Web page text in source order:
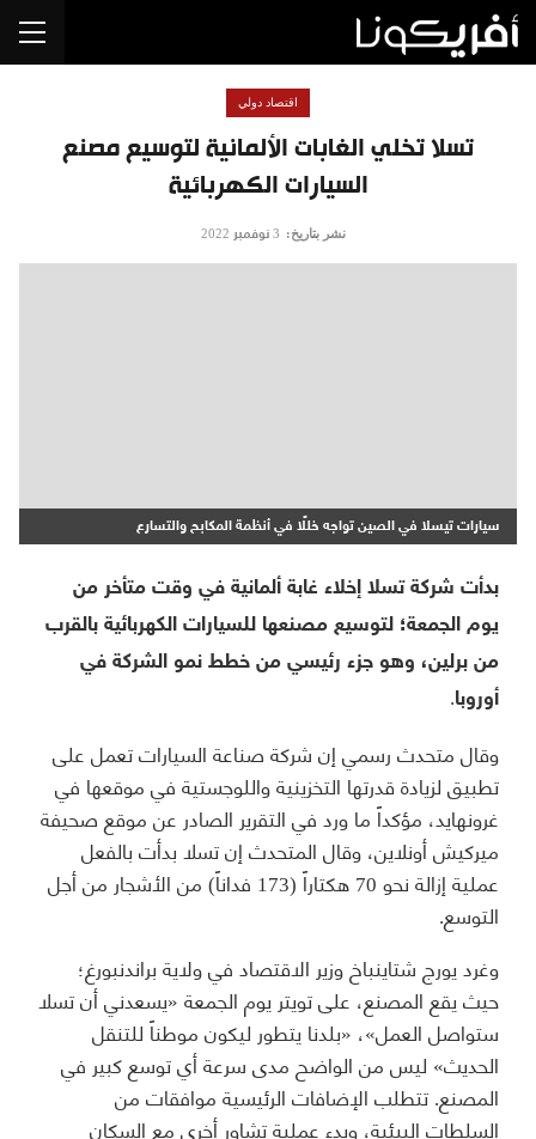
تسلا تخلي الغابات الألمانية لتوسيع مصنع
السيارات الكهربائية
اقتصاد دولي
نشر بتاريخ: 3 نوفمبر 2022
سيارات تيسلا في الصين تواجه خللًا في أنظمة المكابح والتسارع
بدأت شركة تسلا إخلاء غابة ألمانية في وقت متأخر من
يوم الجمعة؛ لتوسيع مصنعها للسيارات الكهربائية بالقرب
من برلين، وهو جزء رئيسي من خطط نمو الشركة في
أوروبا.
وقال متحدث رسمي إن شركة صناعة السيارات تعمل على
تطبيق لزيادة قدرتها التخزينية واللوجستية في موقعها في
غرونهايد، مؤكداً ما ورد في التقرير الصادر عن موقع صحيفة
ميركيش أونلاين، وقال المتحدث إن تسلا بدأت بالفعل
عملية إزالة نحو 70 هكتاراً (173 فداناً) من الأشجار من أجل
التوسع.
وغرد يورج شتاينباخ وزير الاقتصاد في ولاية براندنبورغ؛
حيث يقع المصنع، على تويتر يوم الجمعة «يسعدني أن تسلا
ستواصل العمل»، «بلدنا يتطور ليكون موطناً للتنقل
الحديث» ليس من الواضح مدى سرعة أي توسع كبير في
المصنع. تتطلب الإضافات الرئيسية موافقات من
السلطات البيئية، وبدء عملية تشاور أخرى مع السكان